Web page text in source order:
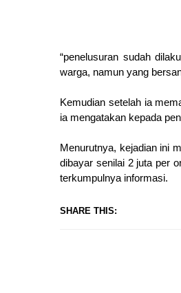
“penelusuran sudah
warga, namun yang
Kemudian setelah ia
ia mengatakan kepada
Menurutnya, kejadian ini
dibayar senilai 2 juta per
terkumpulnya informasi.
SHARE THIS: